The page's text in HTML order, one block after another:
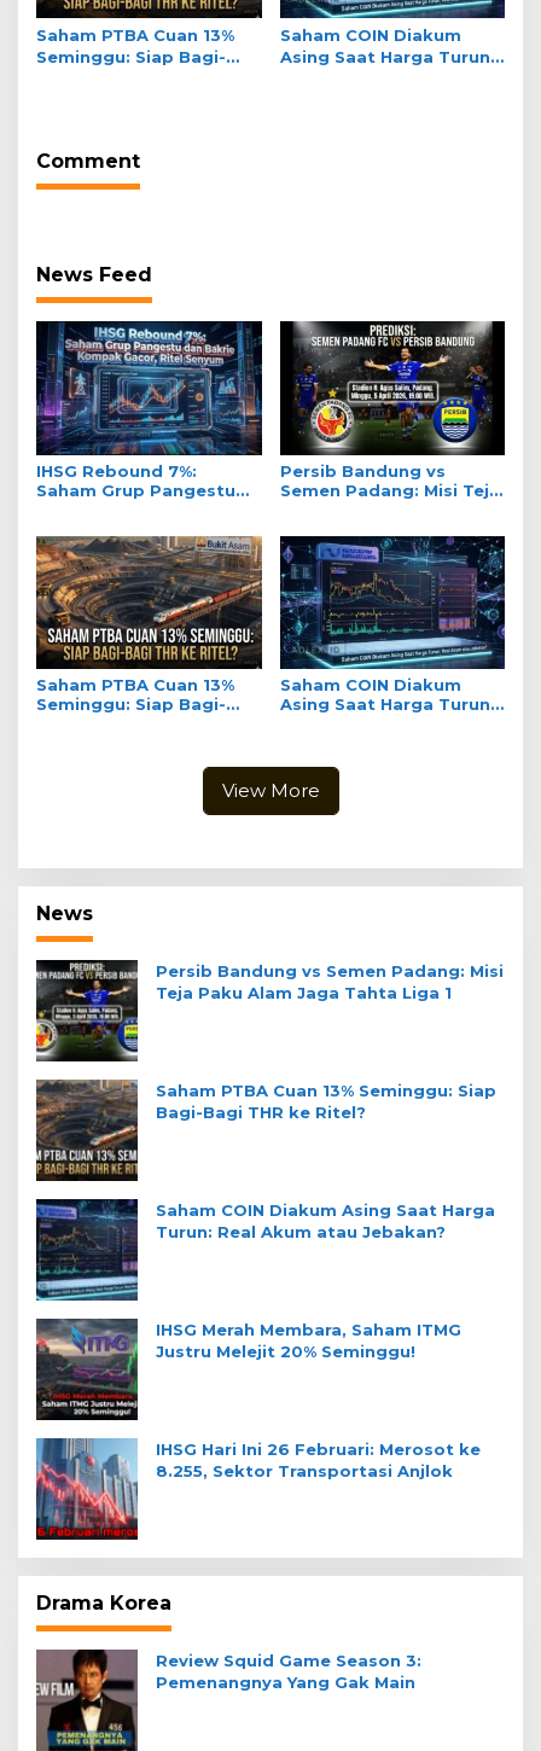
Saham PTBA Cuan 13%
Seminggu: Siap Bagi-
Saham COIN Diakum
Asing Saat Harga Turun:
Comment
News Feed
IHSG Rebound 7%:
Saham Grup Pangestu
Persib Bandung vs
Semen Padang: Misi Teja
Saham PTBA Cuan 13%
Seminggu: Siap Bagi-
Saham COIN Diakum
Asing Saat Harga Turun:
View More
News
Persib Bandung vs Semen Padang: Misi
Teja Paku Alam Jaga Tahta Liga 1
Saham PTBA Cuan 13% Seminggu: Siap
Bagi-Bagi THR ke Ritel?
Saham COIN Diakum Asing Saat Harga
Turun: Real Akum atau Jebakan?
IHSG Merah Membara, Saham ITMG
Justru Melejit 20% Seminggu!
IHSG Hari Ini 26 Februari: Merosot ke
8.255, Sektor Transportasi Anjlok
Drama Korea
Review Squid Game Season 3:
Pemenangnya Yang Gak Main